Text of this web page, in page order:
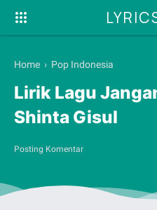
Home › Pop Indonesia
Lirik Lagu
Shinta Gisul
Posting Komentar